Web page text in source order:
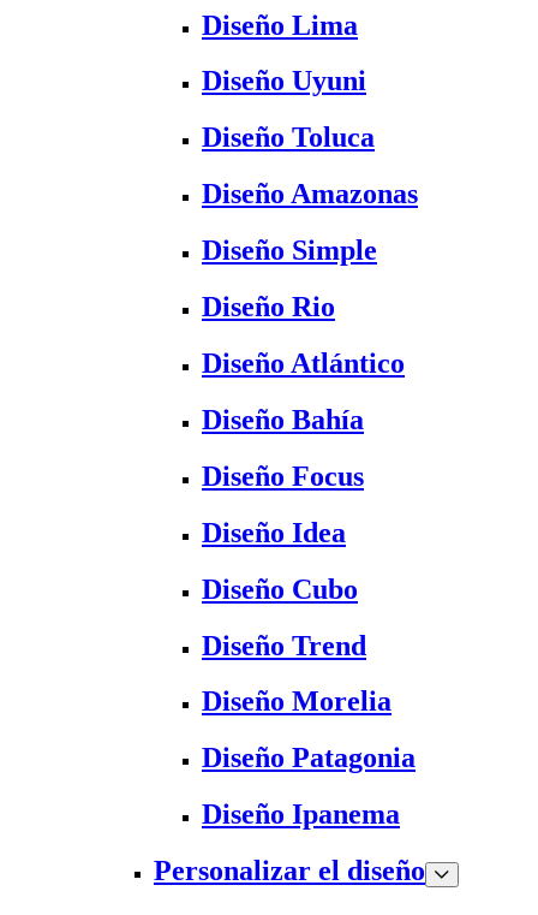
Diseño Lima
Diseño Uyuni
Diseño Toluca
Diseño Amazonas
Diseño Simple
Diseño Rio
Diseño Atlántico
Diseño Bahía
Diseño Focus
Diseño Idea
Diseño Cubo
Diseño Trend
Diseño Morelia
Diseño Patagonia
Diseño Ipanema
Personalizar el diseño